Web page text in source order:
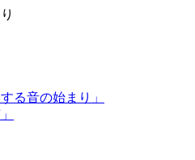
る音の始まり」